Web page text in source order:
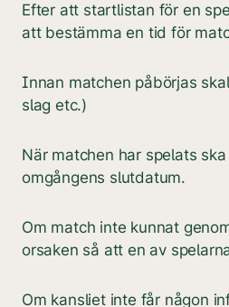
Efter att startlistan för en
att bestämma en tid för
Innan matchen påbörjas
slag etc.)
När matchen har spelats
omgångens slutdatum.
Om match inte kunnat
orsaken så att en av
Om kansliet inte får någon